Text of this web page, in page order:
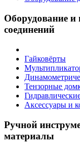
Оборудование и
соединений
Гайковёрты
Тензорные
Аксессуары и
Ручной
материалы